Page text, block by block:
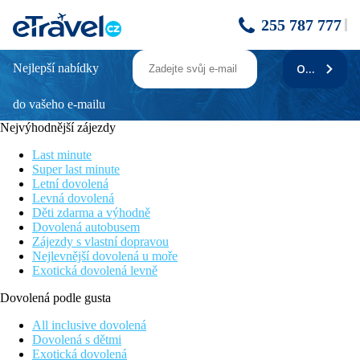
255 787 777
LISABON, PORTO
Krásná města Portugalska a skvělá gastronomie
Návštěva nejznámější lisabonské cukrárny s ochutnávkou
Prohlídka metropole severního Portugalska, druhého největšího
města v Portugalsku – Porta
Procházka k nejstarší lisabonské katedrále Sé a k vyhlídce Sv.
Lucie
Skvělá atmosféra a kultura Portugalska a místních oblastí
Informace o hotelu
Trasa zájezdu
Lisabon - Obidos - Aveiro - Costa Nova - Porto
Program zájezdu
1. den: Praha - Lisabon
Nejlepší nabídky
do vašeho e-mailu
ODEBÍRAT
Nejvýhodnější zájezdy
Last minute
Super last minute
Letní dovolená
Levná dovolená
Děti zdarma a výhodně
Dovolená autobusem
Zájezdy s vlastní dopravou
Nejlevnější dovolená u moře
Exotická dovolená levně
Dovolená podle gusta
All inclusive dovolená
Dovolená s dětmi
Exotická dovolená